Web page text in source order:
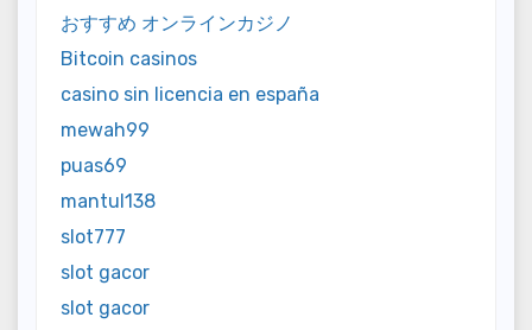
おすすめ オンラインカジノ
Bitcoin casinos
casino sin licencia en españa
mewah99
puas69
mantul138
slot777
slot gacor
slot gacor